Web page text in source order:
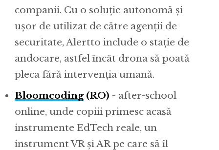
companii. Cu o soluție autonomă și
ușor de utilizat de către agenții de
securitate, Alertto include o stație de
andocare, astfel încât drona să poată
pleca fără intervenția umană.
Bloomcoding(RO) - after-school
online, unde copiii primesc acasă
instrumente EdTech reale, un
instrument VR și AR pe care să îl